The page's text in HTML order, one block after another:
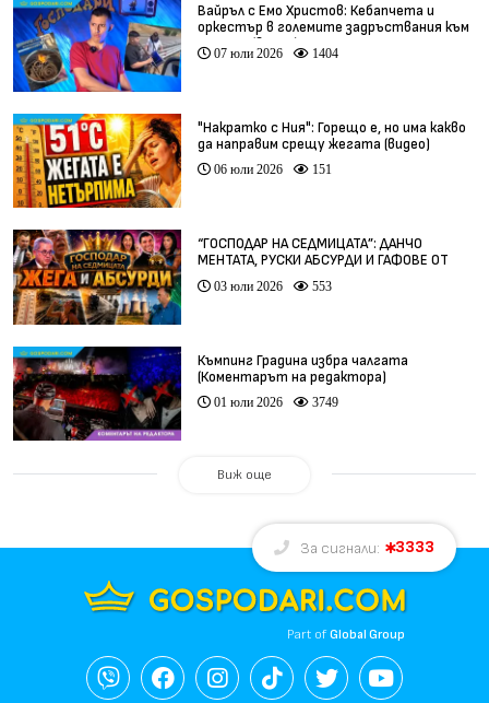
Вайръл с Емо Христов: Кебапчета и
оркестър в големите задръствания към
морето (видео)
07 юли 2026 1404
"Накратко с Ния": Горещо е, но има какво
да направим срещу жегата (видео)
06 юли 2026 151
“ГОСПОДАР НА СЕДМИЦАТА”: ДАНЧО
МЕНТАТА, РУСКИ АБСУРДИ И ГАФОВЕ ОТ
ЦЯЛ СВЯТ
03 юли 2026 553
Къмпинг Градина избра чалгата
(Коментарът на редактора)
01 юли 2026 3749
Виж още
За сигнали: 3333
Part ofGlobal Group